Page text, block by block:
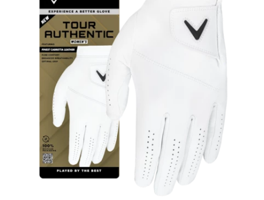
Golfové hole
Oblečení
Rukavice